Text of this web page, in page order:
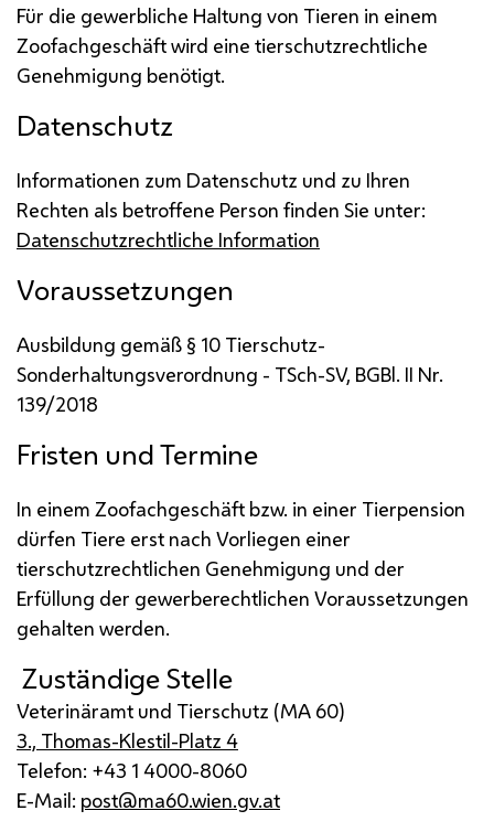
Für die gewerbliche Haltung von Tieren in einem
Zoofachgeschäft wird eine tierschutzrechtliche
Genehmigung benötigt.
Datenschutz
Informationen zum Datenschutz und zu Ihren
Rechten als betroffene Person finden Sie unter:
Datenschutzrechtliche Information
Voraussetzungen
Ausbildung gemäß § 10 Tierschutz-
Sonderhaltungsverordnung - TSch-SV, BGBl. II Nr.
139/2018
Fristen und Termine
In einem Zoofachgeschäft bzw. in einer Tierpension
dürfen Tiere erst nach Vorliegen einer
tierschutzrechtlichen Genehmigung und der
Erfüllung der gewerberechtlichen Voraussetzungen
gehalten werden.
Zuständige Stelle
Veterinäramt und Tierschutz (MA 60)
3., Thomas-Klestil-Platz 4
Telefon: +43 1 4000-8060
E-Mail: post@ma60.wien.gv.at